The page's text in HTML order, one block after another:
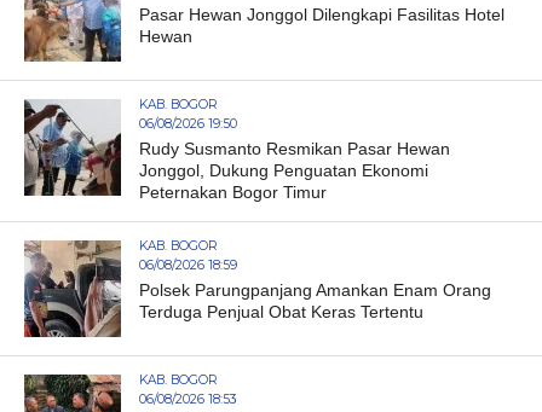
Pasar Hewan Jonggol Dilengkapi Fasilitas Hotel
Hewan
KAB. BOGOR
06/08/2026 19:50
Rudy Susmanto Resmikan Pasar Hewan
Jonggol, Dukung Penguatan Ekonomi
Peternakan Bogor Timur
KAB. BOGOR
06/08/2026 18:59
Polsek Parungpanjang Amankan Enam Orang
Terduga Penjual Obat Keras Tertentu
KAB. BOGOR
06/08/2026 18:53